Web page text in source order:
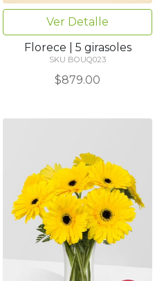
Ver Detalle
Florece | 5 girasoles
SKU BOUQ023
$879.00